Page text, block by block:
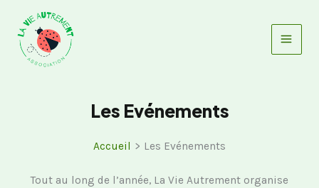
contenu
Les Evénements
Accueil Les Evénements
Tout au long de l’année, La Vie Autrement organise